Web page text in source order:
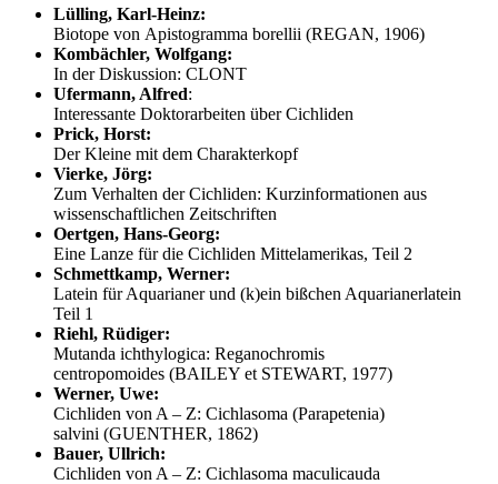
Lülling, Karl-Heinz:
Biotope von Apistogramma borellii (REGAN, 1906)
Kombächler, Wolfgang:
In der Diskussion: CLONT
Ufermann, Alfred:
Interessante Doktorarbeiten über Cichliden
Prick, Horst:
Der Kleine mit dem Charakterkopf
Vierke, Jörg:
Zum Verhalten der Cichliden: Kurzinformationen aus
wissenschaftlichen Zeitschriften
Oertgen, Hans-Georg:
Eine Lanze für die Cichliden Mittelamerikas, Teil 2
Schmettkamp, Werner:
Latein für Aquarianer und (k)ein bißchen Aquarianerlatein
Teil 1
Riehl, Rüdiger:
Mutanda ichthylogica: Reganochromis
centropomoides (BAILEY et STEWART, 1977)
Werner, Uwe:
Cichliden von A – Z: Cichlasoma (Parapetenia)
salvini (GUENTHER, 1862)
Bauer, Ullrich:
Cichliden von A – Z: Cichlasoma maculicauda